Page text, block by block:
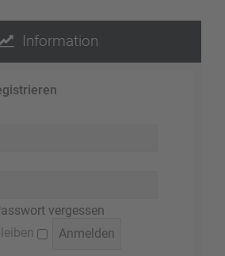
Information
vergessen